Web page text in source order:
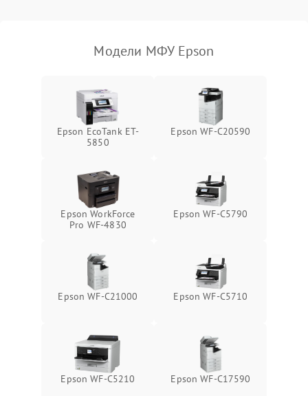
Модели МФУ Epson
Epson EcoTank ET-
5850
Epson WF-C20590
Epson WorkForce
Pro WF-4830
Epson WF-C5790
Epson WF-C21000 Epson WF-C5710
Epson WF-C5210 Epson WF-C17590